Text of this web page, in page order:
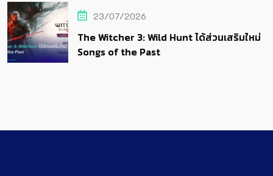
23/07/2026
The Witcher 3: Wild Hunt ได้ส่วนเสริมใหม่
Songs of the Past